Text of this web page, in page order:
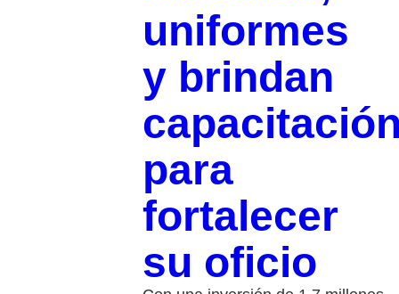
uniformes
y brindan
para
fortalecer
su oficio